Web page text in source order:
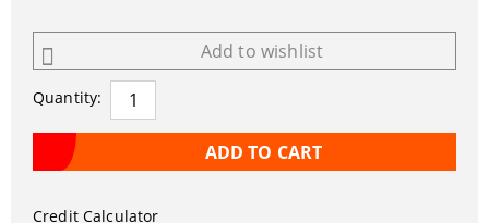
Add to wishlist
Quantity:
Credit Calculator